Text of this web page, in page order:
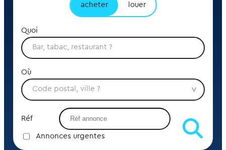
acheter louer
Quoi
Où
Réf
Annonces urgentes